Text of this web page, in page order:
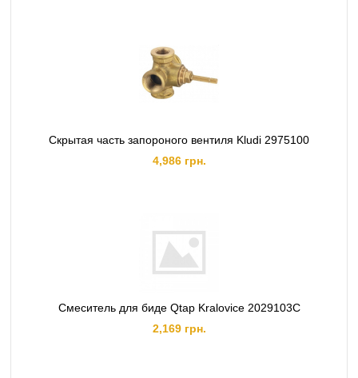
Скрытая часть запороного вентиля Kludi 2975100
4,986 грн.
Смеситель для биде Qtap Kralovice 2029103C
2,169 грн.